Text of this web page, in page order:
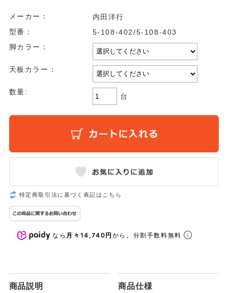
メーカー：
内田洋行
型番：
5-108-402/5-108-403
脚カラー：
天板カラー：
数量:
台
特定商取引法に基づく表記はこちら
なら 月々14,740円から。分割手数料無料
商品説明 商品仕様